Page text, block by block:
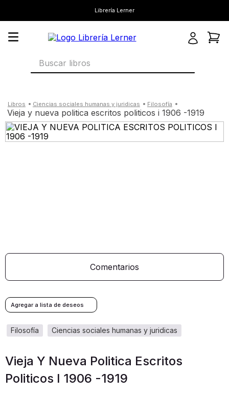
Librería Lerner
Buscar libros
ciencias sociales humanas y juridicas filosofía
vieja y nueva politica escritos politicos i 1906 -1919
Comentarios
ciencias sociales humanas y juridicas
filosofía
Vieja Y Nueva Politica Escritos
Politicos I 1906 -1919